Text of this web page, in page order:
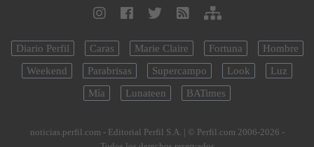
Diario Perfil Caras Marie Claire Fortuna
Hombre
Weekend
Parabrisas Supercampo Look
Luz
Mía
Lunateen BATimes
noticias.perfil.com - Editorial Perfil S.A. | © Perfil.com 2006-2026 -